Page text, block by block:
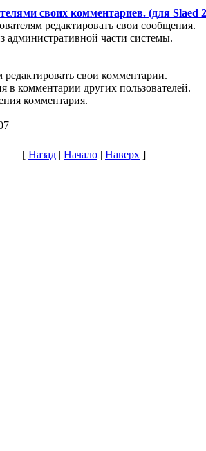
своих комментариев. (для Slaed
редактировать свои сообщения.
административной части системы.
редактировать свои комментарии.
в комментарии других пользователей.
комментария.
[ Назад | Начало | Наверх ]